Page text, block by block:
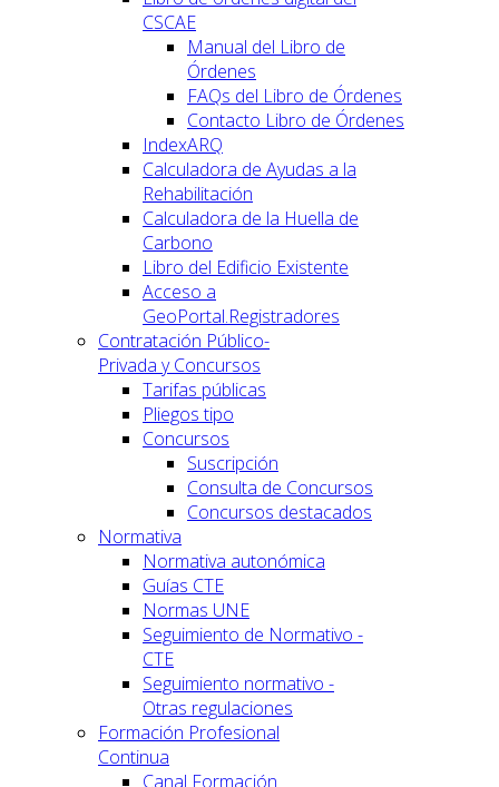
CSCAE
Manual del Libro de
Órdenes
FAQs del Libro de Órdenes
Contacto Libro de Órdenes
IndexARQ
Calculadora de Ayudas a la
Rehabilitación
Calculadora de la Huella de
Carbono
Libro del Edificio Existente
Acceso a
GeoPortal.Registradores
Contratación Público-
Privada y Concursos
Tarifas públicas
Pliegos tipo
Concursos
Suscripción
Consulta de Concursos
Concursos destacados
Normativa
Normativa autonómica
Guías CTE
Normas UNE
Seguimiento de Normativo -
CTE
Seguimiento normativo -
Otras regulaciones
Formación Profesional
Continua
Canal Formación